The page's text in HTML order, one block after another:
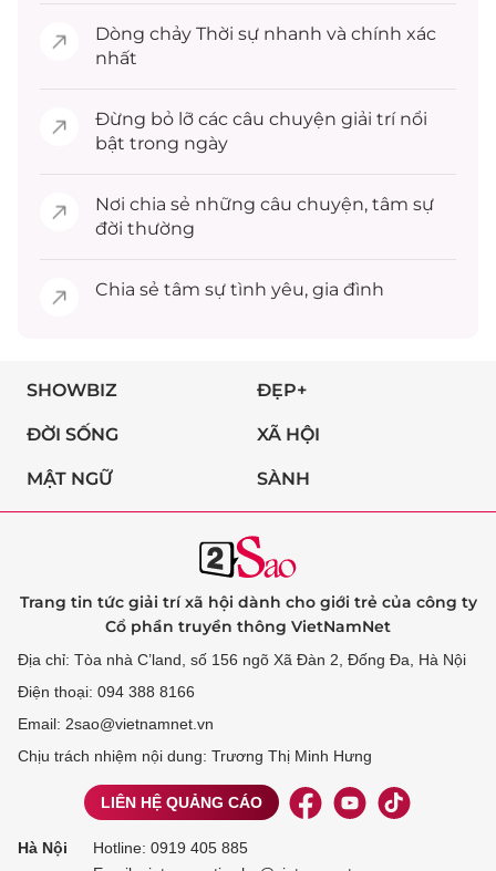
Dòng chảy Thời sự nhanh và chính xác
nhất
Đừng bỏ lỡ các câu chuyện giải trínổi
bật trong ngày
Nơi chia sẻ những câu chuyện, tâm sự
đời thường
Chia sẻ tâm sự tình yêu, gia đình
SHOWBIZ ĐẸP+
ĐỜI SỐNG XÃ HỘI
MẬT NGỮ SÀNH
Trang tin tức giải trí xã hội dành cho giới trẻ của công ty
Cổ phần truyền thông VietNamNet
Địa chỉ: Tòa nhà C’land, số 156 ngõ Xã Đàn 2, Đống Đa, Hà Nội
Điện thoại: 094 388 8166
Email: 2sao@vietnamnet.vn
Chịu trách nhiệm nội dung: Trương Thị Minh Hưng
LIÊN HỆ QUẢNG CÁO
Hà Nội Hotline: 0919 405 885